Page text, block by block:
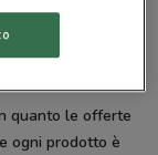
un punto di
offerte presenti
quanto le offerte
ogni prodotto è